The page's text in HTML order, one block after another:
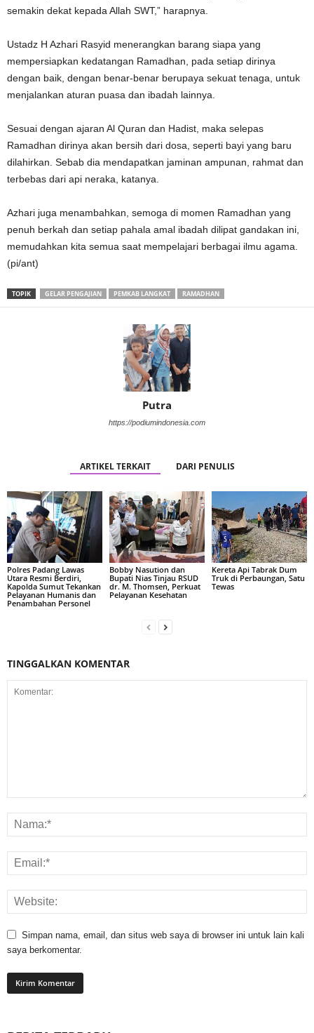
semakin dekat kepada Allah SWT,” harapnya.
Ustadz H Azhari Rasyid menerangkan barang siapa yang
mempersiapkan kedatangan Ramadhan, pada setiap dirinya
dengan baik, dengan benar-benar berupaya sekuat tenaga, untuk
menjalankan aturan puasa dan ibadah lainnya.
Sesuai dengan ajaran Al Quran dan Hadist, maka selepas
Ramadhan dirinya akan bersih dari dosa, seperti bayi yang baru
dilahirkan. Sebab dia mendapatkan jaminan ampunan, rahmat dan
terbebas dari api neraka, katanya.
Azhari juga menambahkan, semoga di momen Ramadhan yang
penuh berkah dan setiap pahala amal ibadah dilipat gandakan ini,
memudahkan kita semua saat mempelajari berbagai ilmu agama.
(pi/ant)
TOPIK GELAR PENGAJIAN PEMKAB LANGKAT RAMADHAN
Putra
https://podiumindonesia.com
ARTIKEL TERKAIT DARI PENULIS
Polres Padang Lawas
Utara Resmi Berdiri,
Kapolda Sumut Tekankan
Pelayanan Humanis dan
Penambahan Personel
Bobby Nasution dan
Bupati Nias Tinjau RSUD
dr. M. Thomsen, Perkuat
Pelayanan Kesehatan
Kereta Api Tabrak Dum
Truk di Perbaungan, Satu
Tewas
TINGGALKAN KOMENTAR
Simpan nama, email, dan situs web saya di browser ini untuk lain kali
saya berkomentar.